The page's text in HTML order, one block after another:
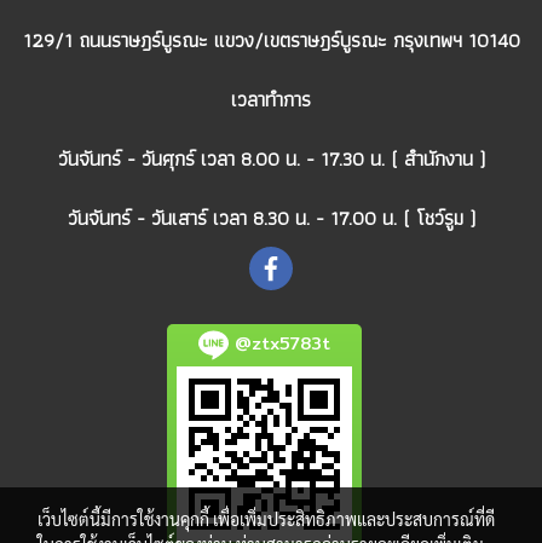
129/1 ถนนราษฎร์บูรณะ แขวง/เขตราษฎร์บูรณะ กรุงเทพฯ 10140
เวลาทำการ
วันจันทร์ - วันศุกร์ เวลา 8.00 น. - 17.30 น. ( สำนักงาน )
วันจันทร์ - วันเสาร์ เวลา 8.30 น. - 17.00 น. ( โชว์รูม )
@ztx5783t
เว็บไซต์นี้มีการใช้งานคุกกี้ เพื่อเพิ่มประสิทธิภาพและประสบการณ์ที่ดี